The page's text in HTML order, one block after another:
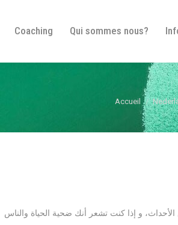
Coaching Qui sommes nous?
Vous êtes ici :
Accueil
الأحداث، و إذا كنت تشعر أنك ضحية الحياة والناس